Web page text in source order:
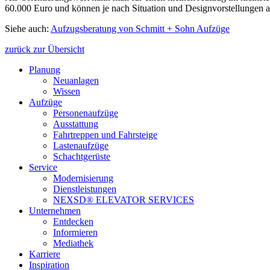
60.000 Euro und können je nach Situation und Designvorstellungen
Siehe auch: Aufzugsberatung von Schmitt + Sohn Aufzüge
zurück zur Übersicht
Planung
Neuanlagen
Wissen
Aufzüge
Personenaufzüge
Ausstattung
Fahrtreppen und Fahrsteige
Lastenaufzüge
Schachtgerüste
Service
Modernisierung
Dienstleistungen
NEXSD® ELEVATOR SERVICES
Unternehmen
Entdecken
Informieren
Mediathek
Karriere
Inspiration